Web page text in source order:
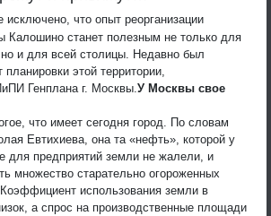
исключено, что опыт реорганизации
Калошино станет полезным не только для
но и для всей столицы. Недавно был
планировки этой территории,
Генплана г. Москвы. У Москвы свое
что имеет сегодня город. По словам
Евтихиева, она та «нефть», которой у
для предприятий земли не жалели, и
множество старательно огороженных
использования земли в
а спрос на производственные площади